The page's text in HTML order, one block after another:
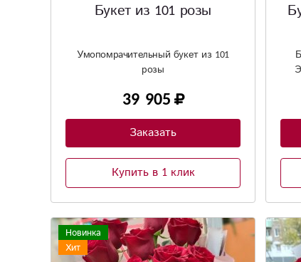
Букет из 101 розы
Умопомрачительный букет из 101
розы
39 905
Заказать
Купить в 1 клик
Новинка
Хит